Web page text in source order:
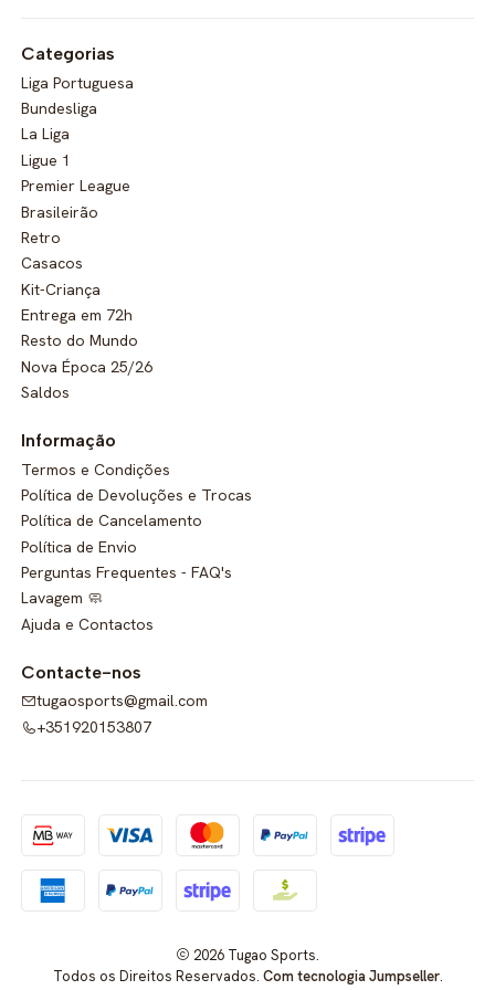
Categorias
Liga Portuguesa
Bundesliga
La Liga
Ligue 1
Premier League
Brasileirão
Retro
Casacos
Kit-Criança
Entrega em 72h
Resto do Mundo
Nova Época 25/26
Saldos
Informação
Termos e Condições
Política de Devoluções e Trocas
Política de Cancelamento
Política de Envio
Perguntas Frequentes - FAQ's
Lavagem 🧼
Ajuda e Contactos
Contacte-nos
tugaosports@gmail.com
+351920153807
2026 Tugao Sports.
Todos os Direitos Reservados. Com tecnologia Jumpseller.